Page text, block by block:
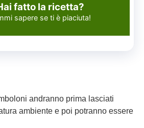
fatto la ricetta?
sapere se ti è piaciuta!
andranno prima lasciati
ambiente e poi potranno essere